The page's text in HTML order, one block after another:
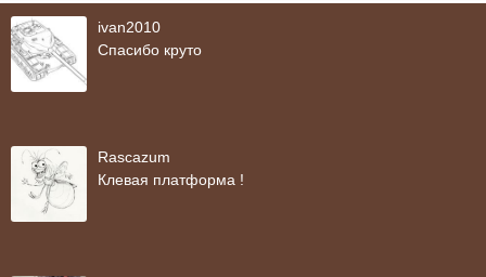
ivan2010
Спасибо круто
Rascazum
Клевая платформа !